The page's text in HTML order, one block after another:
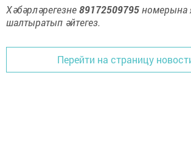
Хәбәрләрегезне89172509795номерына
шалтыратып әйтегез.
Перейти на страницу